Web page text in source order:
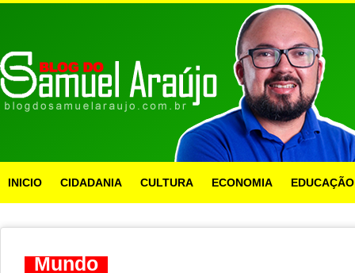
INICIO CIDADANIA CULTURA ECONOMIA EDUCAÇÃO
Mundo